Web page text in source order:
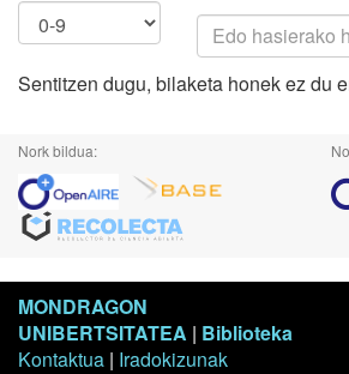
Sentitzen dugu, bilaketa honek ez du
Nork bildua:
MONDRAGON
UNIBERTSITATEA | Biblioteka
Kontaktua | Iradokizunak